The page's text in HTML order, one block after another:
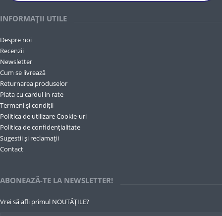
INFORMAȚII UTILE
Despre noi
Recenzii
Newsletter
Cum se livrează
Returnarea produselor
Plata cu cardul in rate
Termeni și condiții
Politica de utilizare Cookie-uri
Politica de confidențialitate
Sugestii și reclamații
Contact
ABONEAZĂ-TE LA NEWSLETTER!
Vrei să afli primul NOUTĂȚILE?